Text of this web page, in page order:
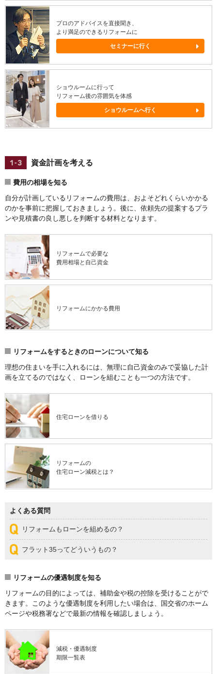
プロのアドバイスを直接聞き、
より満足のできるリフォームに
セミナーに行く
ショウルームに行って
リフォーム後の雰囲気を体感
ショウルームへ行く
資金計画を考える
費用の相場を知る
自分が計画しているリフォームの費用は、およそどれくらいかかる
のかを事前に把握しておきましょう。後に、依頼先の提案するプラ
ンや見積書の良し悪しを判断する材料となります。
リフォームで必要な
費用相場と自己資金
リフォームにかかる費用
リフォームをするときのローンについて知る
理想の住まいを手に入れるには、無理に自己資金のみで妥協した計
画を立てるのではなく、ローンを組むことも一つの方法です。
住宅ローンを借りる
リフォームの
住宅ローン減税とは？
よくある質問
リフォームもローンを組めるの？
フラット35ってどういうもの？
リフォームの優遇制度を知る
リフォームの目的によっては、補助金や税の控除を受けることがで
きます。このような優遇制度を利用したい場合は、国交省のホーム
ページや税務署などで最新の情報を確認しましょう。
減税・優遇制度
期限一覧表